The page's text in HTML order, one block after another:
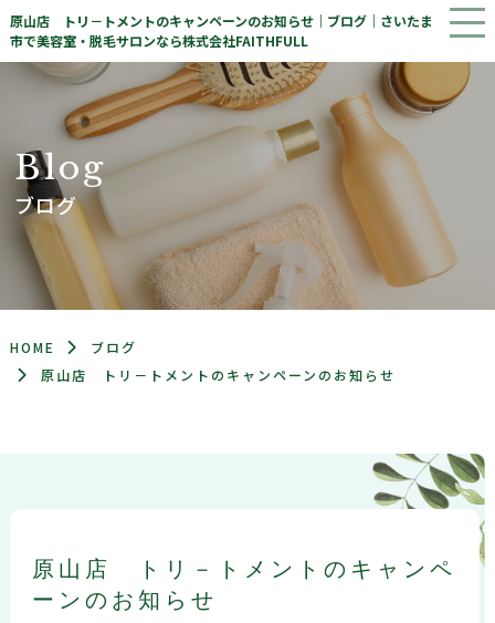
原山店 トリ－トメントのキャンペーンのお知らせ｜ブログ｜さいたま
市で美容室・脱毛サロンなら株式会社FAITHFULL
Blog
ブログ
HOME
ブログ
原山店 トリ－トメントのキャンペーンのお知らせ
原山店 トリ－トメントのキャンペ
ーンのお知らせ